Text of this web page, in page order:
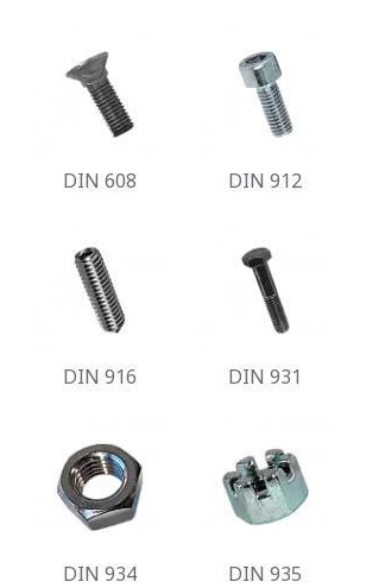
DIN 608 DIN 912
DIN 916 DIN 931
DIN 934 DIN 935